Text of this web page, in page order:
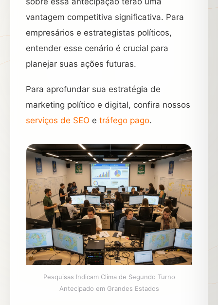
vantagem competitiva significativa. Para
empresários e estrategistas políticos,
entender esse cenário é crucial para
planejar suas ações futuras.
Para aprofundar sua estratégia de
marketing político e digital, confira nossos
serviços de SEO e tráfego pago.
Pesquisas Indicam Clima de Segundo Turno
Antecipado em Grandes Estados